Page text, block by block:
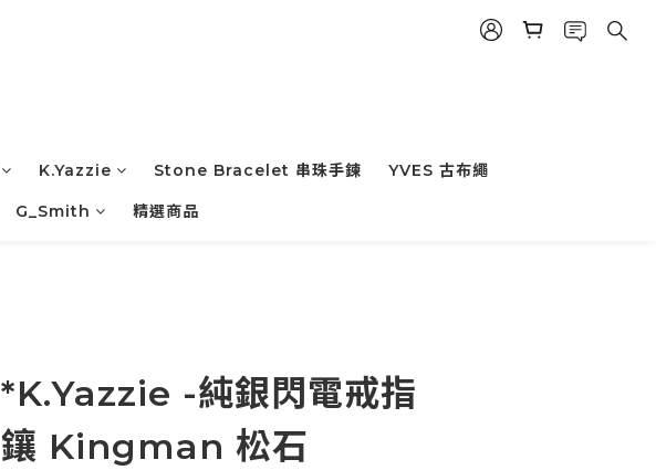
K.Yazzie Stone Bracelet 串珠手鍊 YVES 古布繩
G_Smith 精選商品
*K.Yazzie -純銀閃電戒指
鑲 Kingman 松石